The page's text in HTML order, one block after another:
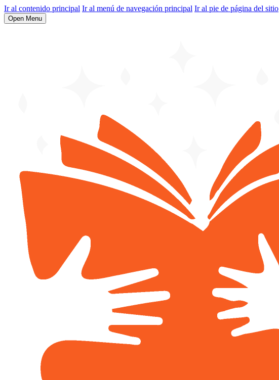
Ir al contenido principal Ir al menú de navegación principal Ir al pie de página del sitio
Open Menu